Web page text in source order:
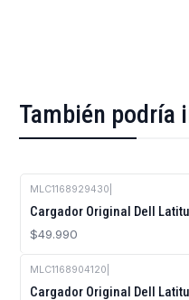
También podría
MLC1168929430
Cargador Original Dell
$49.990
MLC1168904120
Cargador Original Dell